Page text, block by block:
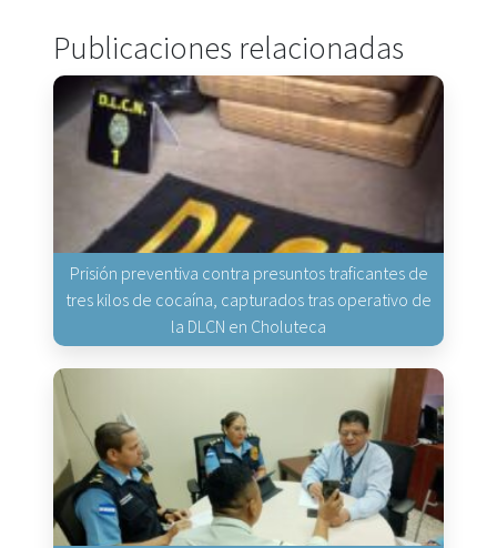
Publicaciones relacionadas
Prisión preventiva contra presuntos traficantes de
tres kilos de cocaína, capturados tras operativo de
la DLCN en Choluteca